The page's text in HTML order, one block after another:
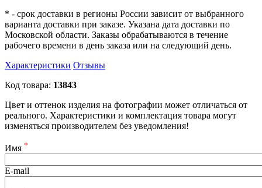
* - срок доставки в регионы России зависит от выбранного
варианта доставки при заказе. Указана дата доставки по
Московской области. Заказы обрабатываются в течение
рабочего времени в день заказа или на следующий день.
Характеристики Отзывы
Код товара: 13843
Цвет и оттенок изделия на фотографии может отличаться от
реального. Характеристики и комплектация товара могут
изменяться производителем без уведомления!
Имя *
E-mail